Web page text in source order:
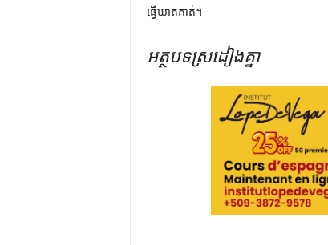
ធ្វើឃាតគាត់។
អត្ថបទស្រដៀងគ្នា